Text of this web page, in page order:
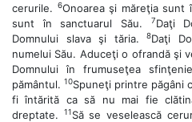
cerurile. 6Onoarea şi măreţia sunt
sunt în sanctuarul Său.
7Daţi
Domnului slava şi tăria.8Daţi
numelui Său. Aduceţi o ofrandă şi
Domnului în frumuseţea
pământul. 10Spuneţi printre păgâni
fi întărită ca să nu mai fie
dreptate.
11Să se veselească